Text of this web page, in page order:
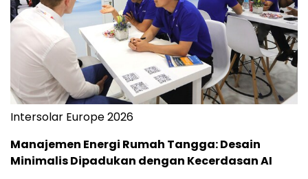
Intersolar Europe 2026
Manajemen Energi Rumah Tangga: Desain
Minimalis Dipadukan dengan Kecerdasan AI